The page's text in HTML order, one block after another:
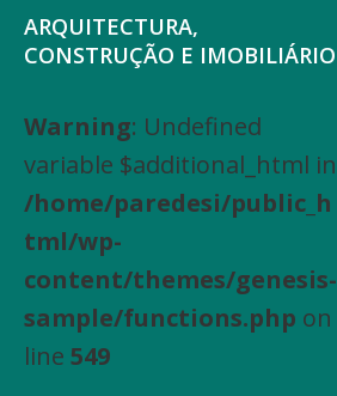
Saltar
para
menu
principal
Skip
content
ARQUITECTURA,
CONSTRUÇÃO E IMOBILIÁRIO
Engenharia
Civil,
Actividades
especializadas
de
construção,
Arrendamento
Warning: Undefined
variable $additional_html in
/home/paredesi/public_h
tml/wp-
content/themes/genesis-
sample/functions.php on
line 549